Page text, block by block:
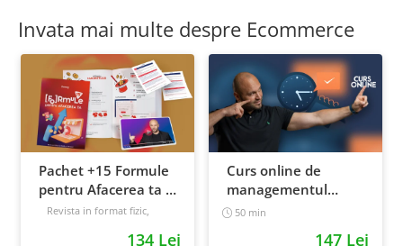
Invata mai multe despre Ecommerce
Pachet +15 Formule
pentru Afacerea ta +
Prompt-uri dedicate
Revista in format fizic,
134 Lei
Curs online de
managementul
timpului: cum sa
50 min
147 Lei